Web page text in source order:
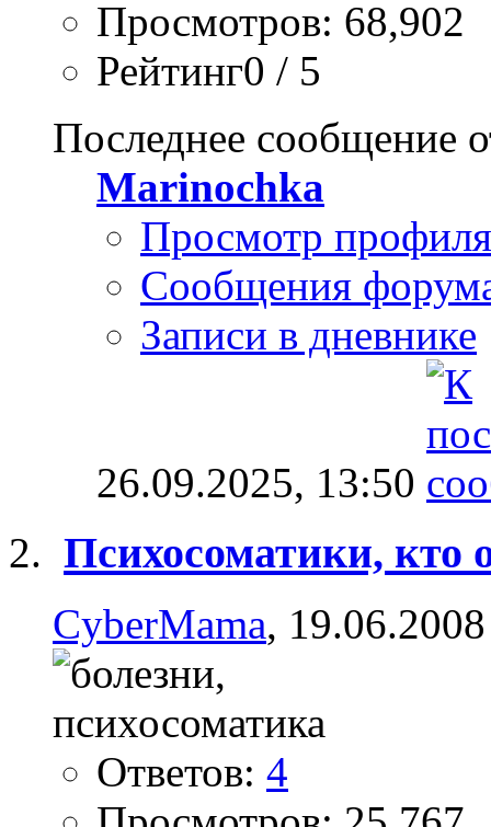
Просмотров: 68,902
Рейтинг0 / 5
Последнее сообщение
Marinochka
Просмотр профиля
Сообщения
Записи в дневнике
26.09.2025, 13:50
Психосоматики, кто
CyberMama,
Ответов: 4